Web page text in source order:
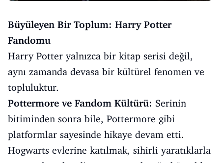
Büyüleyen Bir Toplum: Harry Potter
Fandomu
Harry Potter yalnızca bir kitap serisi değil,
aynı zamanda devasa bir kültürel fenomen ve
topluluktur.
Pottermore ve Fandom Kültürü: Serinin
bitiminden sonra bile, Pottermore gibi
platformlar sayesinde hikaye devam etti.
Hogwarts evlerine katılmak, sihirli yaratıklarla